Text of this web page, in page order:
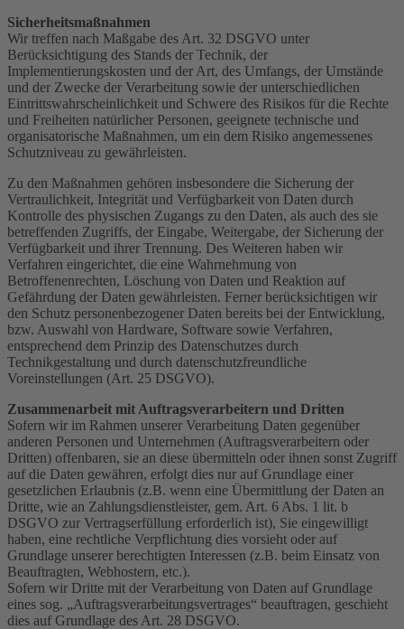
Sicherheitsmaßnahmen
Wir treffen nach Maßgabe des Art. 32 DSGVO unter
Berücksichtigung des Stands der Technik, der
Implementierungskosten und der Art, des Umfangs, der Umstände
und der Zwecke der Verarbeitung sowie der unterschiedlichen
Eintrittswahrscheinlichkeit und Schwere des Risikos für die Rechte
und Freiheiten natürlicher Personen, geeignete technische und
organisatorische Maßnahmen, um ein dem Risiko angemessenes
Schutzniveau zu gewährleisten.
Zu den Maßnahmen gehören insbesondere die Sicherung der
Vertraulichkeit, Integrität und Verfügbarkeit von Daten durch
Kontrolle des physischen Zugangs zu den Daten, als auch des sie
betreffenden Zugriffs, der Eingabe, Weitergabe, der Sicherung der
Verfügbarkeit und ihrer Trennung. Des Weiteren haben wir
Verfahren eingerichtet, die eine Wahrnehmung von
Betroffenenrechten, Löschung von Daten und Reaktion auf
Gefährdung der Daten gewährleisten. Ferner berücksichtigen wir
den Schutz personenbezogener Daten bereits bei der Entwicklung,
bzw. Auswahl von Hardware, Software sowie Verfahren,
entsprechend dem Prinzip des Datenschutzes durch
Technikgestaltung und durch datenschutzfreundliche
Voreinstellungen (Art. 25 DSGVO).
Zusammenarbeit mit Auftragsverarbeitern und Dritten
Sofern wir im Rahmen unserer Verarbeitung Daten gegenüber
anderen Personen und Unternehmen (Auftragsverarbeitern oder
Dritten) offenbaren, sie an diese übermitteln oder ihnen sonst Zugriff
auf die Daten gewähren, erfolgt dies nur auf Grundlage einer
gesetzlichen Erlaubnis (z.B. wenn eine Übermittlung der Daten an
Dritte, wie an Zahlungsdienstleister, gem. Art. 6 Abs. 1 lit. b
DSGVO zur Vertragserfüllung erforderlich ist), Sie eingewilligt
haben, eine rechtliche Verpflichtung dies vorsieht oder auf
Grundlage unserer berechtigten Interessen (z.B. beim Einsatz von
Beauftragten, Webhostern, etc.).
Sofern wir Dritte mit der Verarbeitung von Daten auf Grundlage
eines sog. „Auftragsverarbeitungsvertrages“ beauftragen, geschieht
dies auf Grundlage des Art. 28 DSGVO.